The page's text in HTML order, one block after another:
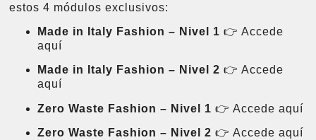
estos 4 módulos exclusivos:
Made in Italy Fashion – Nivel 1 👉Accede
aquí
Made in Italy Fashion – Nivel 2 👉Accede
aquí
Zero Waste Fashion – Nivel 1 👉Accede aquí
Zero Waste Fashion – Nivel 2 👉Accede aquí